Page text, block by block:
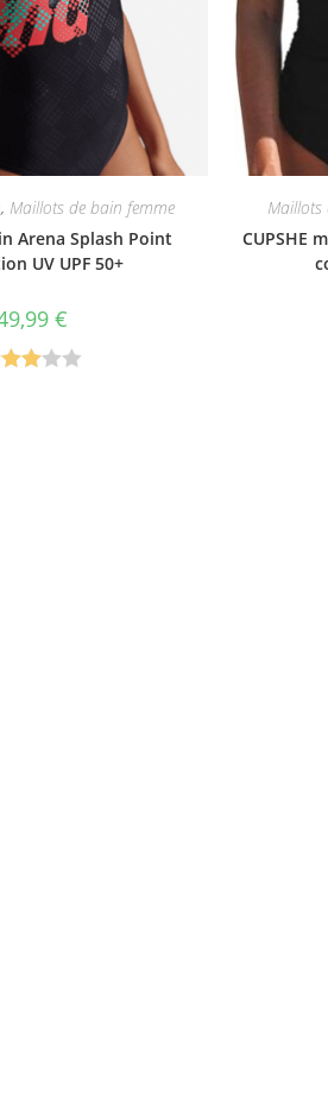
, Maillots de bain femme
Arena Splash Point
UV UPF 50+
€
Maillots
CUPSHE